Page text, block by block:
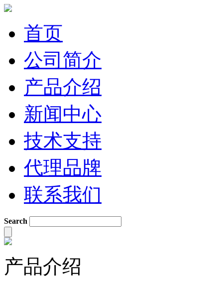
首页
公司简介
产品介绍
新闻中心
技术支持
代理品牌
联系我们
Search
产品介绍